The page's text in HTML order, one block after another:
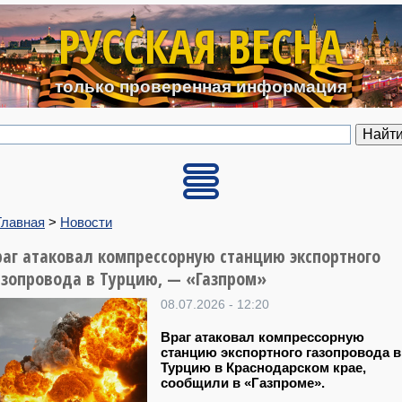
Перейти к основному
РУССКАЯ ВЕСНА
только проверенная информация
> Новости
атаковал компрессорную станцию экспортного
в Турцию, — «Газпром»
08.07.2026 - 12:20
Враг атаковал компрессорную
станцию экспортного газопровода в
Турцию в Краснодарском крае,
сообщили в «Газпроме».